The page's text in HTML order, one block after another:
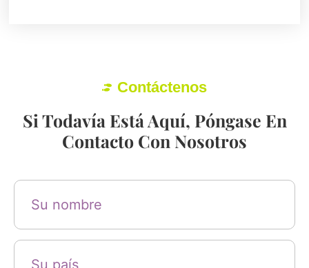
Contáctenos
Si Todavía Está Aquí, Póngase En
Contacto Con Nosotros